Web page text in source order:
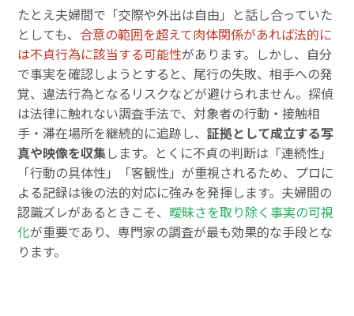
たとえ夫婦間で「交際や外出は自由」と話し合っていた
としても、 合意の範囲を超えて肉体関係があれば法的に
は不貞行為に該当する可能性があります。しかし、自分
で事実を確認しようとすると、尾行の失敗、相手への発
覚、違法行為となるリスクなどが避けられません。探偵
は法律に触れない調査手法で、対象者の行動・接触相
手・滞在場所を継続的に追跡し、証拠として成立する写
真や映像を収集します。とくに不貞の判断は「連続性」
「行動の具体性」「客観性」が重視されるため、プロに
よる記録は後の法的対応に強みを発揮します。夫婦間の
認識ズレがあるときこそ、 曖昧さを取り除く事実の可視
化が重要であり、専門家の調査が最も効果的な手段とな
ります。